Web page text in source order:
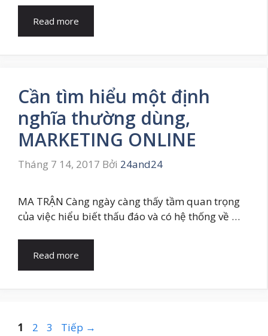
Read more
Cần tìm hiểu một định
nghĩa thường dùng,
MARKETING ONLINE
Tháng 7 14, 2017 Bởi 24and24
MA TRẬN Càng ngày càng thấy tầm quan trọng
của việc hiểu biết thấu đáo và có hệ thống về …
Read more
Trang
1 Trang
2 Trang
3 Tiếp →